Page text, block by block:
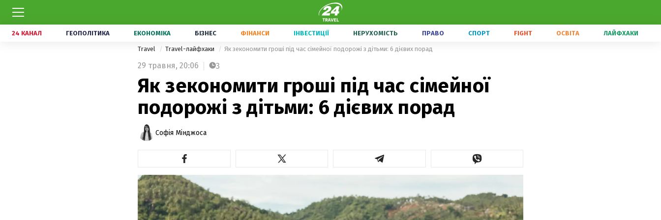
24 КАНАЛ ГЕОПОЛІТИКА ЕКОНОМІКА БІЗНЕС ФІНАНСИ ІНВЕСТИЦІЇ НЕРУХОМІСТЬ ПРАВО СПОРТ FIGHT ОСВІТА ЛАЙФХАКИ
Travel Travel-лайфхаки Як зекономити гроші під час сімейної подорожі з дітьми: 6 дієвих порад
29 травня, 20:06 3
Як зекономити гроші під час сімейної
подорожі з дітьми: 6 дієвих порад
Софія Мінджоса